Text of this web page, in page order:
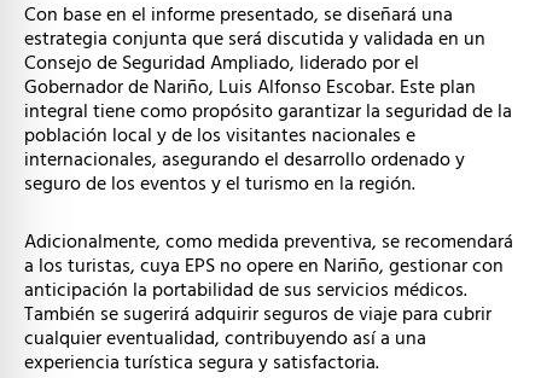
Con base en el informe presentado, se diseñará una
estrategia conjunta que será discutida y validada en un
Consejo de Seguridad Ampliado, liderado por el
Gobernador de Nariño, Luis Alfonso Escobar. Este plan
integral tiene como propósito garantizar la seguridad de la
población local y de los visitantes nacionales e
internacionales, asegurando el desarrollo ordenado y
seguro de los eventos y el turismo en la región.
Adicionalmente, como medida preventiva, se recomendará
a los turistas, cuya EPS no opere en Nariño, gestionar con
anticipación la portabilidad de sus servicios médicos.
También se sugerirá adquirir seguros de viaje para cubrir
cualquier eventualidad, contribuyendo así a una
experiencia turística segura y satisfactoria.